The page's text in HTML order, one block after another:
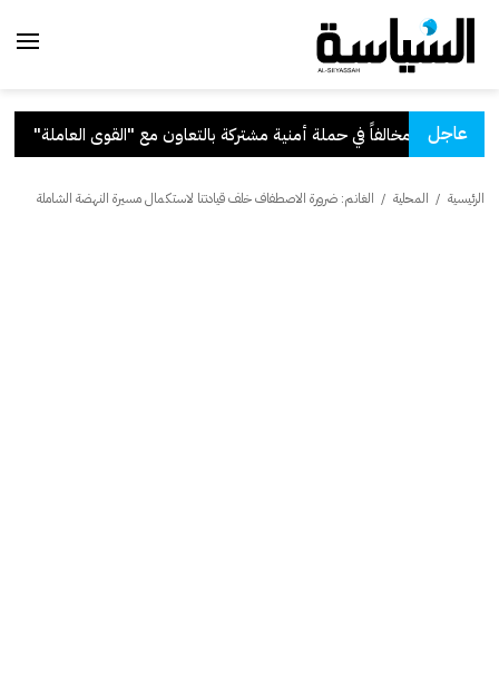
عاجلمع "القوى العاملة"
الرئيسية / المحلية / الغانم: ضرورة الاصطفاف خلف قيادتنا لاستكمال مسيرة النهضة الشاملة